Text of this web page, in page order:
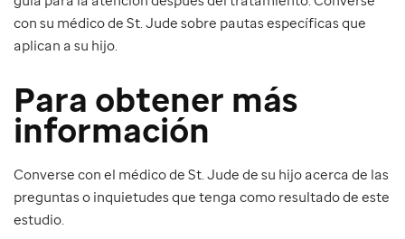
con su médico de St. Jude sobre pautas específicas que
aplican a su hijo.
Para obtener más
información
Converse con el médico de St. Jude de su hijo acerca de las
preguntas o inquietudes que tenga como resultado de este
estudio.